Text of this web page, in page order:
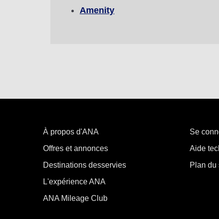
・Le tarif affiché est la meilleure offre disponible,
Amenity
À propos d'ANA
Offres et annonces
Destinations desservies
L'expérience ANA
ANA Mileage Club
Se
Aide
Plan du